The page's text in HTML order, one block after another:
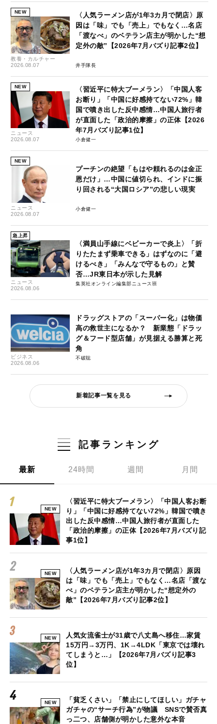
NEW
教養・カルチャー
2026.08.07
〈人気ラーメン店が1年3カ月で閉店〉原
因は「味」でも「売上」でもなく…名店
「渡なべ」のベテラン店主が明かした“想
定外の敵”【2026年7月バズり記事2位】
井手隊長
NEW
ニュース
2026.08.07
〈習近平に特大ブーメラン〉「中国人客
お断り」「中国に好感持てない72%」韓
国で噴き出した反中感情…中国人旅行者
が直面した「政治的摩擦」の正体【2026
年7月バズり記事1位】
小倉健一
NEW
ニュース
2026.08.07
プーチンの絶望「もはや頼れるのは金正
恩だけ」…中国に値切られ、インドに振
り回される“大国ロシア”の悲しい現実
小倉健一
急上昇
ニュース
2026.08.06
〈満員山手線にベビーカーで炎上〉「折
りたたまず乗車できる」はずなのに「避
けるべき」「みんなで守るもの」と賛
否…JR東日本が示した見解
集英社オンライン編集部ニュース班
ビジネス
2026.08.06
ドラッグストアの「スーパー化」は物価
高の救世主になるか？ 新業態「ドラッ
グ＆フード型店舗」が見据える勝算と死
角
不破聡
新着記事一覧を見る
記事ランキング
最新 24時間 週間 月間
NEW
〈習近平に特大ブーメラン〉「中国人客お断
り」「中国に好感持てない72%」韓国で噴き
出した反中感情…中国人旅行者が直面した
「政治的摩擦」の正体【2026年7月バズり記
事1位】
NEW
〈人気ラーメン店が1年3カ月で閉店〉原因
は「味」でも「売上」でもなく…名店「渡な
べ」のベテラン店主が明かした“想定外の
敵”【2026年7月バズり記事2位】
NEW
人気女流雀士が31歳で八丈島へ移住…家賃
15万円→3万円、1K→4LDK「東京では壊れ
てしまうと…」【2026年7月バズり記事3
位】
NEW
「貧乏くさい」「禁止にしてほしい」ガチャ
ガチャの“サーチ行為”が物議 SNSで賛否真
っ二つ、店舗側が明かした意外な本音